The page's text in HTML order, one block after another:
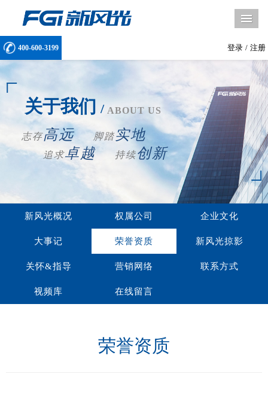
登录 / 注册
400-600-3199
关于我们 / ABOUT US
志存高远脚踏实地
追求卓越 持续创新
新风光概况 权属公司 企业文化
大事记 荣誉资质 新风光掠影
关怀&指导 营销网络 联系方式
视频库 在线留言
荣誉资质